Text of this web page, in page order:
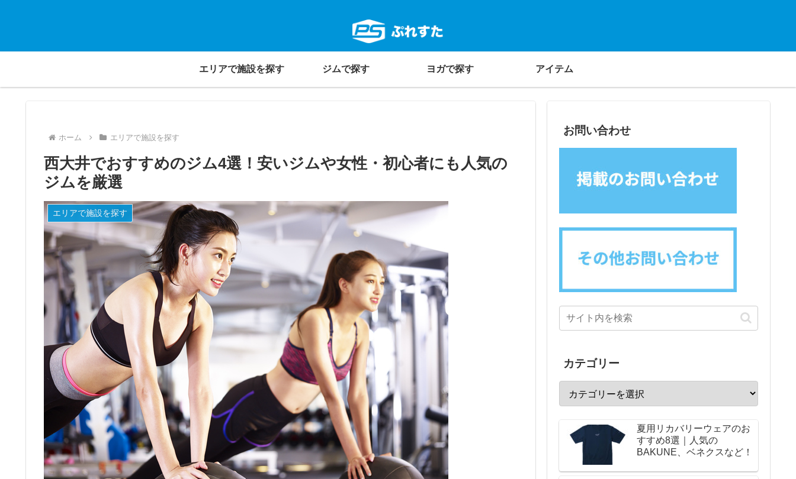
エリアで施設を探す ジムで探す ヨガで探す アイテム
ホーム エリアで施設を探す
西大井でおすすめのジム4選！安いジムや女性・初心者にも人気の
ジムを厳選
エリアで施設を探す
お問い合わせ
カテゴリー
夏用リカバリーウェアのお
すすめ8選｜人気の
BAKUNE、ベネクスなど！